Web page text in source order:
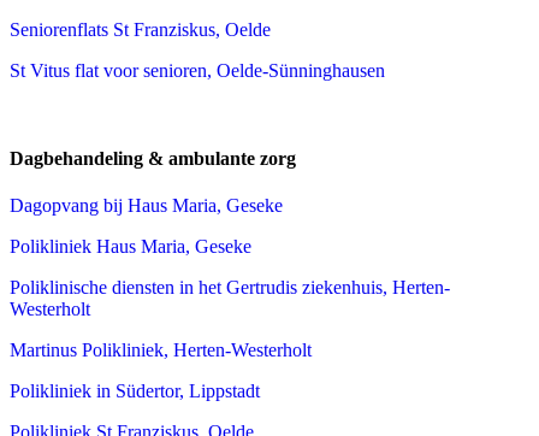
Seniorenflats St Franziskus, Oelde
St Vitus flat voor senioren, Oelde-Sünninghausen
Dagbehandeling & ambulante zorg
Dagopvang bij Haus Maria, Geseke
Polikliniek Haus Maria, Geseke
Poliklinische diensten in het Gertrudis ziekenhuis, Herten-
Westerholt
Martinus Polikliniek, Herten-Westerholt
Polikliniek in Südertor, Lippstadt